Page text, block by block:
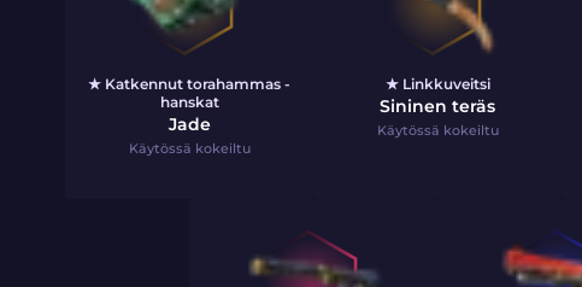
★ Katkennut torahammas -
hanskat
Jade
Käytössä kokeiltu
★ Linkkuveitsi
Sininen teräs
Käytössä kokeiltu